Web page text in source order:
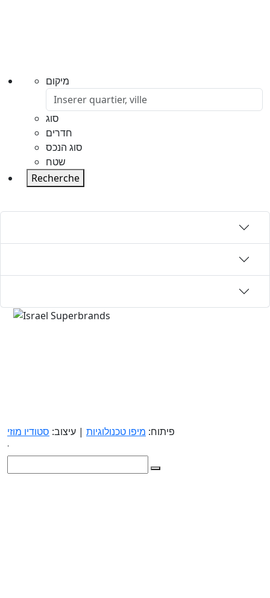
מיקום
סוג
חדרים
סוג הנכס
שטח
Recherche
פיתוח: מיפו טכנולוגיות | עיצוב: סטודיו מוזי
.